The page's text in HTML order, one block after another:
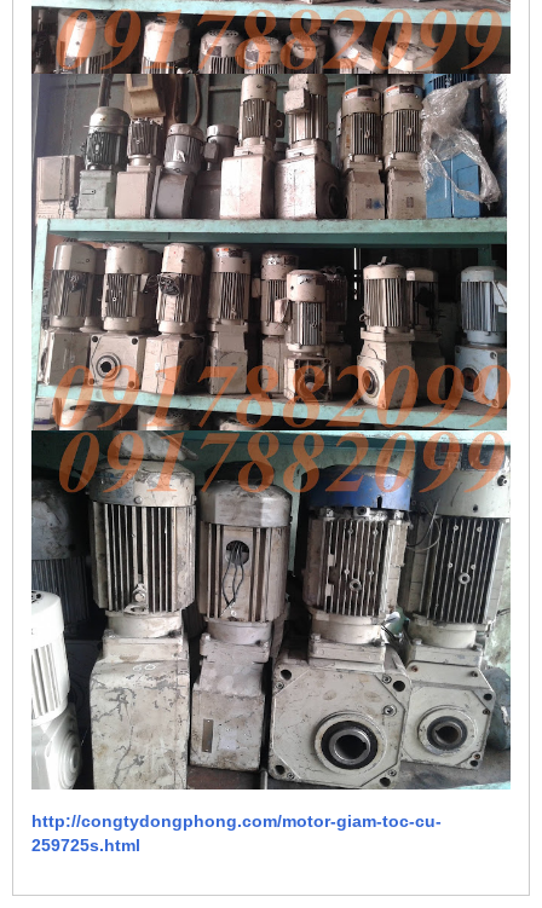
http://congtydongphong.com/motor-giam-toc-cu-
259725s.html